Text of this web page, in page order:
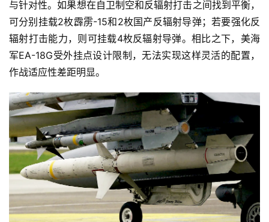
与针对性。如果想在自卫制空和反辐射打击之间找到平衡，
可分别挂载2枚霹雳-15和2枚国产反辐射导弹；若要强化反
辐射打击能力，则可挂载4枚反辐射导弹。相比之下，美海
军EA-18G受外挂点设计限制，无法实现这样灵活的配置，
作战适应性差距明显。